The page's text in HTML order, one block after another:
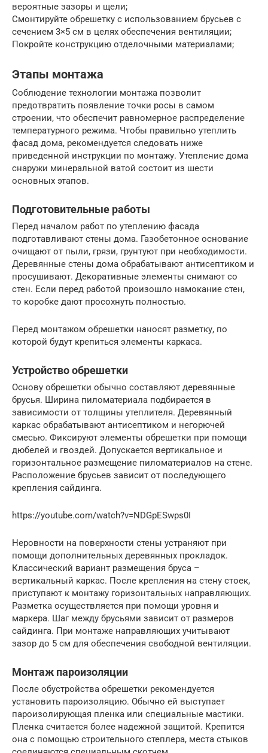
вероятные зазоры и щели;
Смонтируйте обрешетку с использованием брусьев с
сечением 3×5 см в целях обеспечения вентиляции;
Покройте конструкцию отделочными материалами;
Этапы монтажа
Соблюдение технологии монтажа позволит
предотвратить появление точки росы в самом
строении, что обеспечит равномерное распределение
температурного режима. Чтобы правильно утеплить
фасад дома, рекомендуется следовать ниже
приведенной инструкции по монтажу. Утепление дома
снаружи минеральной ватой состоит из шести
основных этапов.
Подготовительные работы
Перед началом работ по утеплению фасада
подготавливают стены дома. Газобетонное основание
очищают от пыли, грязи, грунтуют при необходимости.
Деревянные стены дома обрабатывают антисептиком и
просушивают. Декоративные элементы снимают со
стен. Если перед работой произошло намокание стен,
то коробке дают просохнуть полностью.
Перед монтажом обрешетки наносят разметку, по
которой будут крепиться элементы каркаса.
Устройство обрешетки
Основу обрешетки обычно составляют деревянные
брусья. Ширина пиломатериала подбирается в
зависимости от толщины утеплителя. Деревянный
каркас обрабатывают антисептиком и негорючей
смесью. Фиксируют элементы обрешетки при помощи
дюбелей и гвоздей. Допускается вертикальное и
горизонтальное размещение пиломатериалов на стене.
Расположение брусьев зависит от последующего
крепления сайдинга.
https://youtube.com/watch?v=NDGpESwps0I
Неровности на поверхности стены устраняют при
помощи дополнительных деревянных прокладок.
Классический вариант размещения бруса –
вертикальный каркас. После крепления на стену стоек,
приступают к монтажу горизонтальных направляющих.
Разметка осуществляется при помощи уровня и
маркера. Шаг между брусьями зависит от размеров
сайдинга. При монтаже направляющих учитывают
зазор до 5 см для обеспечения свободной вентиляции.
Монтаж пароизоляции
После обустройства обрешетки рекомендуется
установить пароизоляцию. Обычно ей выступает
пароизолирующая пленка или специальные мастики.
Пленка считается более надежной защитой. Крепится
она с помощью строительного степлера, места стыков